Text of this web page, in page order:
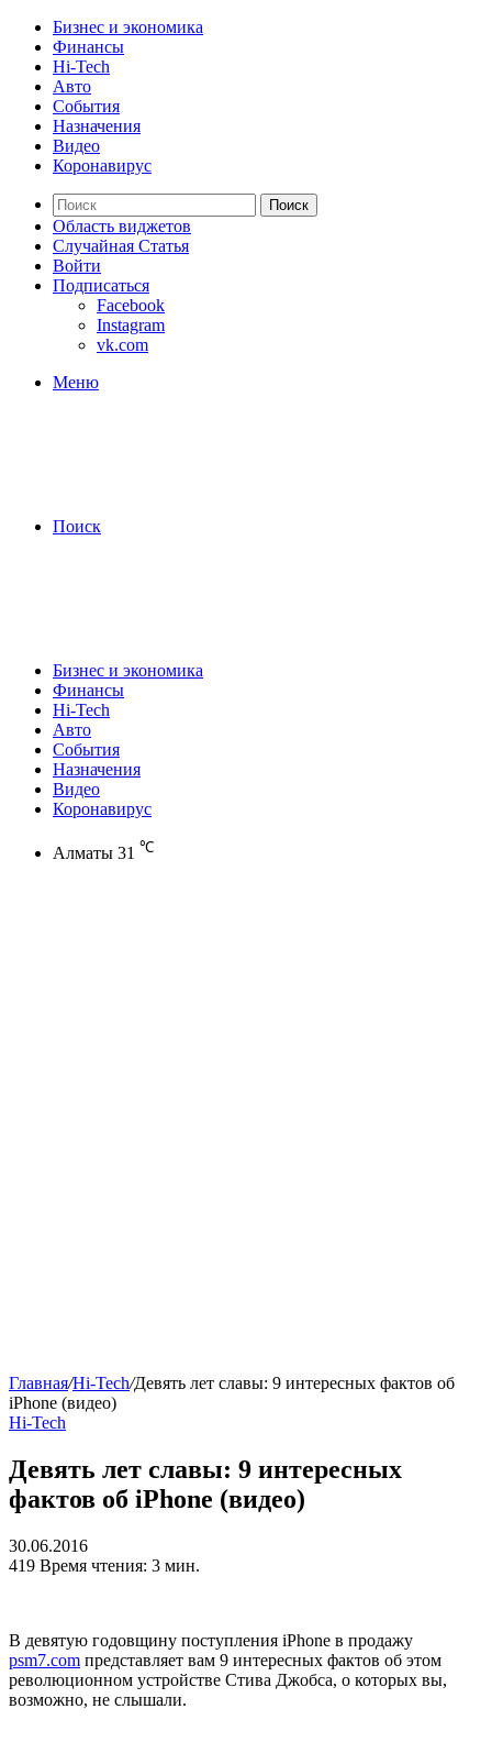
Бизнес и экономика
Финансы
Hi-Tech
Авто
События
Назначения
Видео
Коронавирус
Поиск
Область виджетов
Случайная Статья
Войти
Подписаться
Facebook
Instagram
vk.com
Меню
Поиск
Бизнес и экономика
Финансы
Hi-Tech
Авто
События
Назначения
Видео
Коронавирус
Алматы 31 ℃
Главная/Hi-Tech/Девять лет славы: 9 интересных фактов об
iPhone (видео)
Hi-Tech
Девять лет славы: 9 интересных
фактов об iPhone (видео)
30.06.2016
419 Время чтения: 3 мин.
В девятую годовщину поступления iPhone в продажу
psm7.com представляет вам 9 интересных фактов об этом
революционном устройстве Стива Джобса, о которых вы,
возможно, не слышали.